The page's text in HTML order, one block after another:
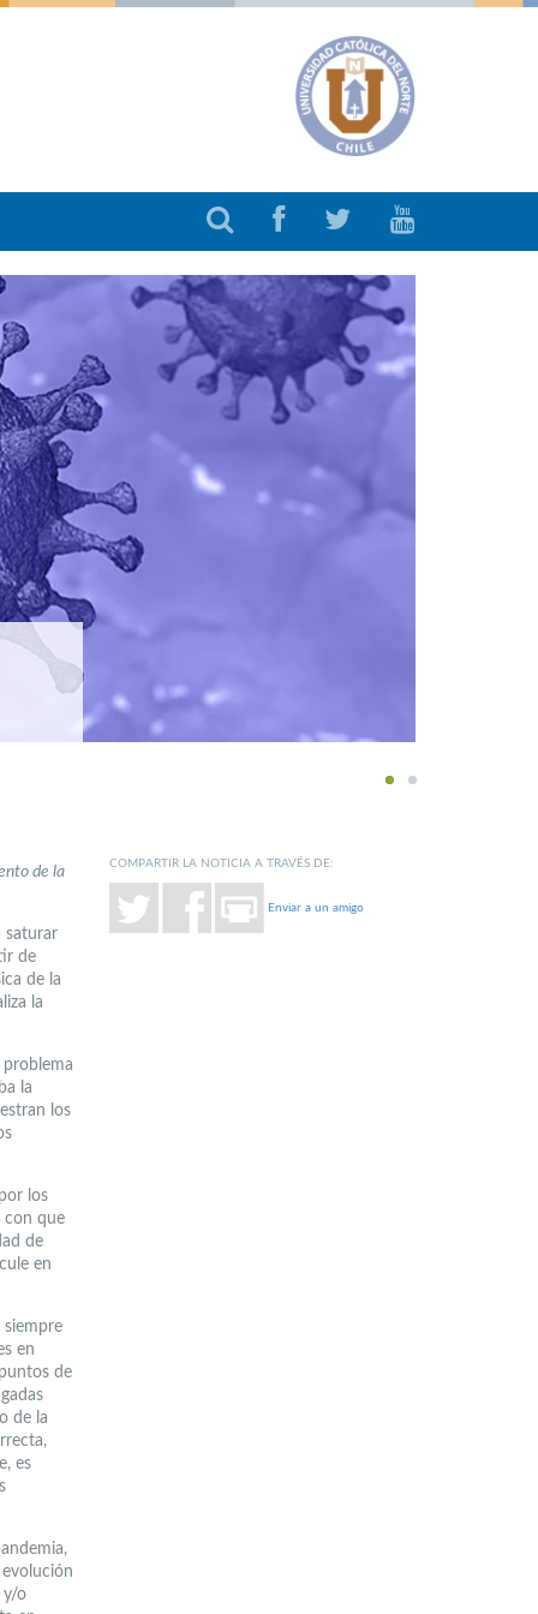
1 2
de la
saturar
de
de la
la
problema
la
los
los
con que
de
en
en
de
de la
es
y/o
COMPARTIR LA NOTICIA A TRAVÉS DE:
Enviar a un amigo